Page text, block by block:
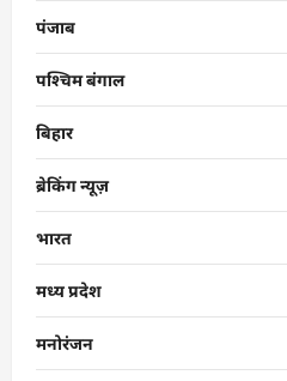
पंजाब
पश्चिम बंगाल
बिहार
ब्रेकिंग न्यूज़
भारत
मध्य प्रदेश
मनोरंजन